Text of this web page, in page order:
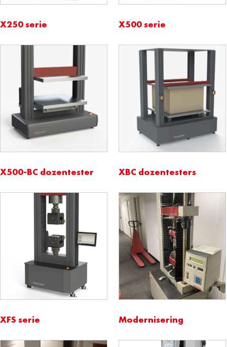
X250 serie X500 serie
X500-BC dozentester XBC dozentesters
XFS serie Modernisering